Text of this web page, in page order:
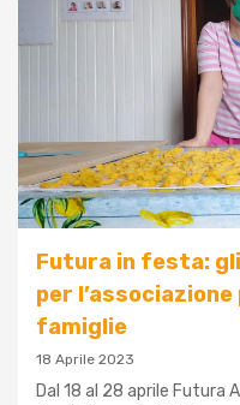
Futura in festa:
per
famiglie
18 Aprile 2023
Dal 18 al 28 aprile Futura